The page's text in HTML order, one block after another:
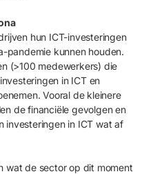
hun ICT-investeringen
pandemie kunnen houden.
(>100 medewerkers) die
in ICT en
Vooral de kleinere
de financiële gevolgen en
investeringen in ICT wat af
wat de sector op dit moment